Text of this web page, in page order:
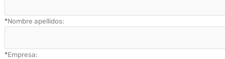
*Nombre apellidos:
*Empresa: